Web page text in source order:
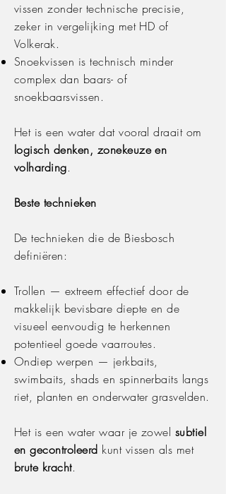
vissen zonder technische precisie,
zeker in vergelijking met HD of
Volkerak.
Snoekvissen is technisch minder
complex dan baars- of
snoekbaarsvissen.
Het is een water dat vooral draait om
logisch denken, zonekeuze en
volharding.
Beste technieken
De technieken die de Biesbosch
definiëren:
Trollen — extreem effectief door de
makkelijk bevisbare diepte en de
visueel eenvoudig te herkennen
potentieel goede vaarroutes.
Ondiep werpen — jerkbaits,
swimbaits, shads en spinnerbaits langs
riet, planten en onderwater grasvelden.
Het is een water waar je zowel subtiel
en gecontroleerd kunt vissen als met
brute kracht.